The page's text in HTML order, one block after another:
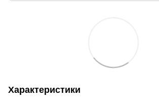
Характеристики